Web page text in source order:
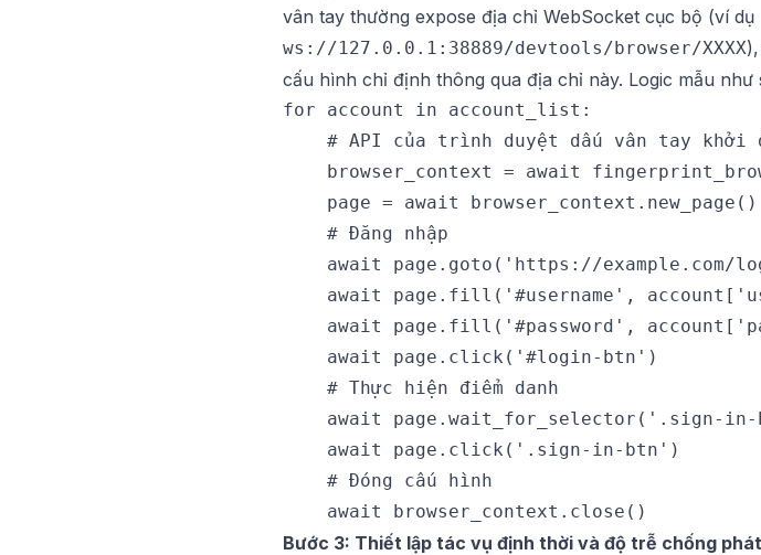
vân tay thường expose địa chỉ WebSocket cục bộ (ví dụ
ws://127.0.0.1:38889/devtools/browser/XXXX
cấu hình chỉ định thông qua địa chỉ này. Logic mẫu như
for account in account_list:
# API của trình duyệt dấu vân tay khởi
browser_context = await
    page = await browser_context.new_page()
    # Đăng nhập
await page.goto('https://example.com/
await page.fill('#username',
await page.fill('#password',
    await page.click('#login-btn')
    # Thực hiện điểm danh
await page.wait_for_selector('.sign-in-
    await page.click('.sign-in-btn')
    # Đóng cấu hình
Bước 3: Thiết lập tác vụ định thời và độ trễ chống